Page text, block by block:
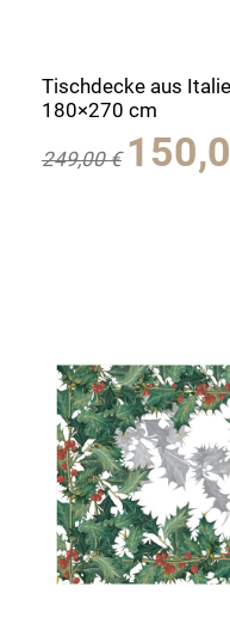
Tischdecke aus
180×270 cm
249,00€
Preis